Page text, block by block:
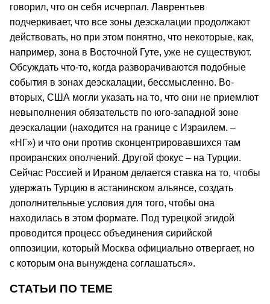
говорил, что он себя исчерпал. Лаврентьев
подчеркивает, что все зоны деэскалации продолжают
действовать, но при этом понятно, что некоторые, как,
например, зона в Восточной Гуте, уже не существуют.
Обсуждать что-то, когда разворачиваются подобные
события в зонах деэскалации, бессмысленно. Во-
вторых, США могли указать на то, что они не приемлют
невыполнения обязательств по юго-западной зоне
деэскалации (находится на границе с Израилем. –
«НГ») и что они против сконцентрировавшихся там
проиранских ополчений. Другой фокус – на Турции.
Сейчас Россией и Ираном делается ставка на то, чтобы
удержать Турцию в астанинском альянсе, создать
дополнительные условия для того, чтобы она
находилась в этом формате. Под турецкой эгидой
проводится процесс объединения сирийской
оппозиции, который Москва официально отвергает, но
с которым она вынуждена соглашаться».
СТАТЬИ ПО ТЕМЕ